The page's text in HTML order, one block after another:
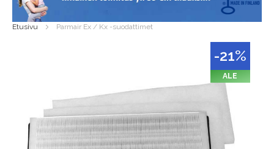
Etusivu Parmair Ex / Kx -suodattimet
images
gallery
-21%
ALE